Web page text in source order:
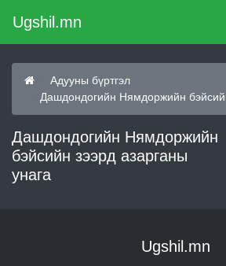
Ugshil.mn
Адууны бүртгэл
Дашдондогийн Нямдоржийн
Дашдондогийн Нямдоржийн
бэйсийн зээрд азарганы
унага
Ugshil.mn